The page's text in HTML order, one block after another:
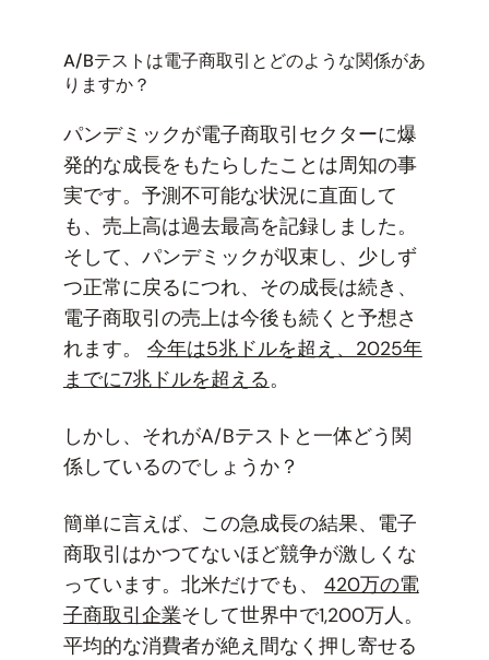
A/Bテストは電子商取引とどのような関係があ
りますか？
パンデミックが電子商取引セクターに爆
発的な成長をもたらしたことは周知の事
実です。予測不可能な状況に直面して
も、売上高は過去最高を記録しました。
そして、パンデミックが収束し、少しず
つ正常に戻るにつれ、その成長は続き、
電子商取引の売上は今後も続くと予想さ
れます。 今年は5兆ドルを超え、2025年
までに7兆ドルを超える。
しかし、それがA/Bテストと一体どう関
係しているのでしょうか？
簡単に言えば、この急成長の結果、電子
商取引はかつてないほど競争が激しくな
っています。北米だけでも、 420万の電
子商取引企業そして世界中で1,200万人。
平均的な消費者が絶え間なく押し寄せる